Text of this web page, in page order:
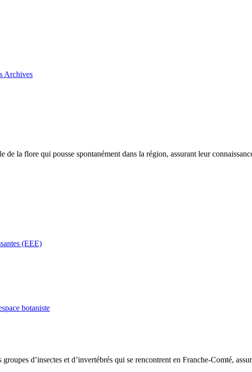
Archives
la flore qui pousse spontanément dans la région, assurant leur
(EEE)
botaniste
d’insectes et d’invertébrés qui se rencontrent en Franche-Comté,